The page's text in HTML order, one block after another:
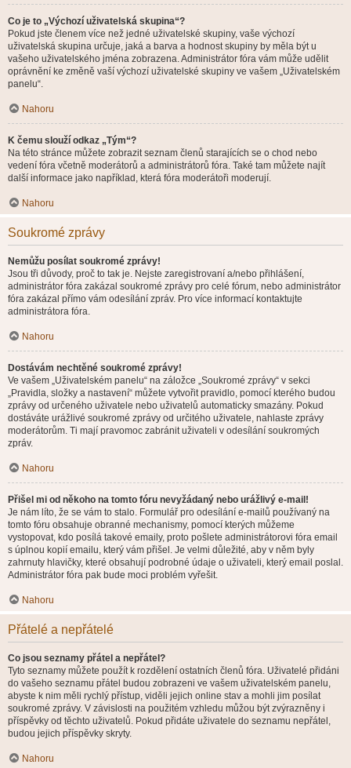
Co je to „Výchozí uživatelská skupina“?
Pokud jste členem více než jedné uživatelské skupiny, vaše výchozí
uživatelská skupina určuje, jaká a barva a hodnost skupiny by měla být u
vašeho uživatelského jména zobrazena. Administrátor fóra vám může udělit
oprávnění ke změně vaší výchozí uživatelské skupiny ve vašem „Uživatelském
panelu“.
Nahoru
K čemu slouží odkaz „Tým“?
Na této stránce můžete zobrazit seznam členů starajících se o chod nebo
vedení fóra včetně moderátorů a administrátorů fóra. Také tam můžete najít
další informace jako například, která fóra moderátoři moderují.
Nahoru
Soukromé zprávy
Nemůžu posílat soukromé zprávy!
Jsou tři důvody, proč to tak je. Nejste zaregistrovaní a/nebo přihlášení,
administrátor fóra zakázal soukromé zprávy pro celé fórum, nebo administrátor
fóra zakázal přímo vám odesílání zpráv. Pro více informací kontaktujte
administrátora fóra.
Nahoru
Dostávám nechtěné soukromé zprávy!
Ve vašem „Uživatelském panelu“ na záložce „Soukromé zprávy“ v sekci
„Pravidla, složky a nastavení“ můžete vytvořit pravidlo, pomocí kterého budou
zprávy od určeného uživatele nebo uživatelů automaticky smazány. Pokud
dostáváte urážlivé soukromé zprávy od určitého uživatele, nahlaste zprávy
moderátorům. Ti mají pravomoc zabránit uživateli v odesílání soukromých
zpráv.
Nahoru
Přišel mi od někoho na tomto fóru nevyžádaný nebo urážlivý e-mail!
Je nám líto, že se vám to stalo. Formulář pro odesílání e-mailů používaný na
tomto fóru obsahuje obranné mechanismy, pomocí kterých můžeme
vystopovat, kdo posílá takové emaily, proto pošlete administrátorovi fóra email
s úplnou kopií emailu, který vám přišel. Je velmi důležité, aby v něm byly
zahrnuty hlavičky, které obsahují podrobné údaje o uživateli, který email poslal.
Administrátor fóra pak bude moci problém vyřešit.
Nahoru
Přátelé a nepřátelé
Co jsou seznamy přátel a nepřátel?
Tyto seznamy můžete použít k rozdělení ostatních členů fóra. Uživatelé přidáni
do vašeho seznamu přátel budou zobrazeni ve vašem uživatelském panelu,
abyste k nim měli rychlý přístup, viděli jejich online stav a mohli jim posílat
soukromé zprávy. V závislosti na použitém vzhledu můžou být zvýrazněny i
příspěvky od těchto uživatelů. Pokud přidáte uživatele do seznamu nepřátel,
budou jejich příspěvky skryty.
Nahoru